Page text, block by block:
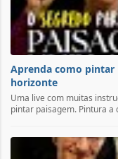
Aprenda como pintar
horizonte
Uma live com muitas
pintar paisagem. Pintura a